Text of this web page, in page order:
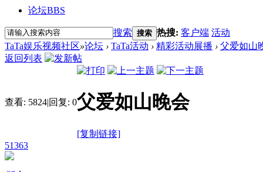
论坛BBS
搜索 搜索 热搜: 客户端 活动
TaTa娱乐视频社区»论坛 › TaTa活动 › 精彩活动展播 › 父爱如山
返回列表
查看: 5824|回复: 0父爱如山晚会
[复制链接]
51363